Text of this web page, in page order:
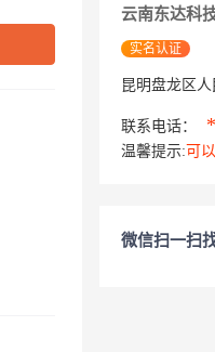
云南东达科
实名认证
昆明盘龙区
联系电话：
温馨提示: 可
微信扫一扫